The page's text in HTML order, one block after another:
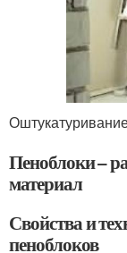
Пеноблоки –
материал
Свойства и
пеноблоков